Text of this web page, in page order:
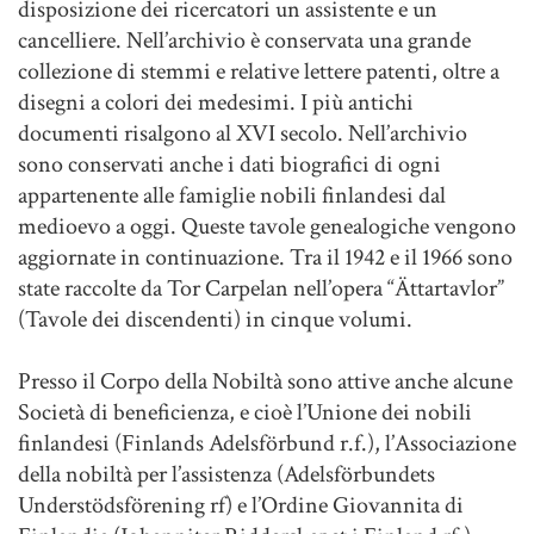
disposizione dei ricercatori un assistente e un
cancelliere. Nell’archivio è conservata una grande
collezione di stemmi e relative lettere patenti, oltre a
disegni a colori dei medesimi. I più antichi
documenti risalgono al XVI secolo. Nell’archivio
sono conservati anche i dati biografici di ogni
appartenente alle famiglie nobili finlandesi dal
medioevo a oggi. Queste tavole genealogiche vengono
aggiornate in continuazione. Tra il 1942 e il 1966 sono
state raccolte da Tor Carpelan nell’opera “Ättartavlor”
(Tavole dei discendenti) in cinque volumi.
Presso il Corpo della Nobiltà sono attive anche alcune
Società di beneficienza, e cioè l’Unione dei nobili
finlandesi (Finlands Adelsförbund r.f.), l’Associazione
della nobiltà per l’assistenza (Adelsförbundets
Understödsförening rf) e l’Ordine Giovannita di